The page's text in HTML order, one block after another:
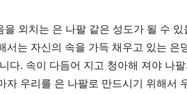
외치는 은 나팔 같은 성도가 될 수 있
서는 자신의 속을 가득 채우고 있는 은
다. 속이 다듬어 지고 청아해 져야 나
우리를 은 나팔로 만드시기 위해서